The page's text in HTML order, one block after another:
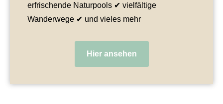
erfrischende Naturpools ✔ vielfältige
Wanderwege ✔ und vieles mehr
Hier ansehen